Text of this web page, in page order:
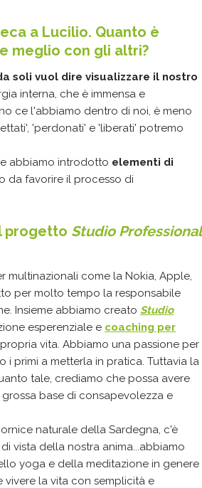
a Lucilio. Quanto è
meglio con gli altri?
soli vuol dire visualizzare il nostro
interna, che è immensa e
ce l'abbiamo dentro di noi, è meno
'perdonati' e 'liberati' potremo
abbiamo introdotto elementi di
da favorire il processo di
progetto Studio Professional
multinazionali come la Nokia, Apple,
per molto tempo la responsabile
Insieme abbiamo creato Studio
esperenziale e coaching per
vita. Abbiamo una passione per
i primi a metterla in pratica. Tuttavia la
tale, crediamo che possa avere
base di consapevolezza e
naturale della Sardegna, c'è
vista della nostra anima...abbiamo
yoga e della meditazione in genere
vivere la vita con semplicità e